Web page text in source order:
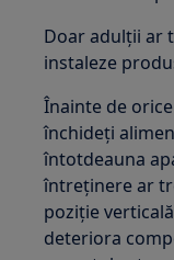
Doar adulții ar
instaleze
Înainte de
închideți
întotdeauna
întreținere ar
poziție
deteriora